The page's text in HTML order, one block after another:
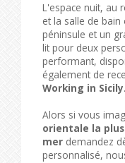
L'espace nuit, au
et la salle de bain
péninsule et un
lit pour deux
performant,
également de
Working in Sicily.
Alors si vous
orientale la
mer demandez
personnalisé,